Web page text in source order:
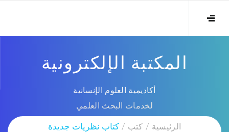
المكتبة الإلكترونية
أكاديمية العلوم الإنسانية
لخدمات البحث العلمي
الرئيسية كتب
كتاب نظريات جديدة